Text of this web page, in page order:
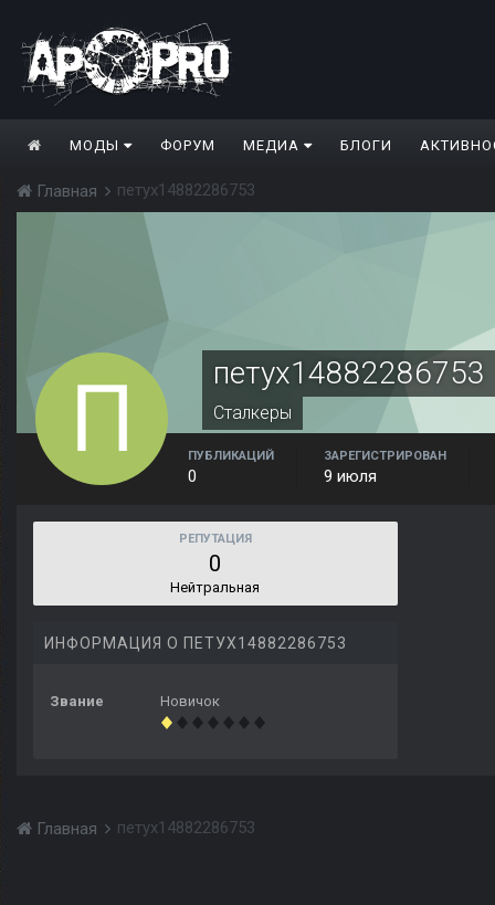
МОДЫ ФОРУМ МЕДИА БЛОГИ
Главная петух14882286753
петух14882286753
Сталкеры
ПУБЛИКАЦИЙ
0
ЗАРЕГИСТРИРОВАН
9 июля
РЕПУТАЦИЯ
0
Нейтральная
ИНФОРМАЦИЯ О ПЕТУХ14882286753
Звание Новичок
Главная петух14882286753